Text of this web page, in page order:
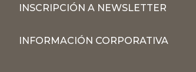
INSCRIPCIÓN A NEWSLETTER
INFORMACIÓN CORPORATIVA